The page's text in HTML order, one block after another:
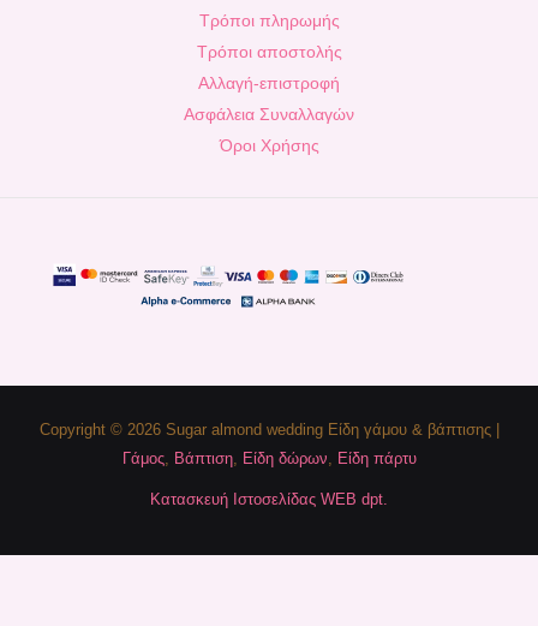
Τρόποι πληρωμής
Τρόποι αποστολής
Αλλαγή-επιστροφή
Ασφάλεια Συναλλαγών
Όροι Χρήσης
Copyright © 2026 Sugar almond wedding Είδη γάμου & βάπτισης |
Γάμος, Βάπτιση, Είδη δώρων Είδη πάρτυ
Κατασκευή Ιστοσελίδας WEB dpt.